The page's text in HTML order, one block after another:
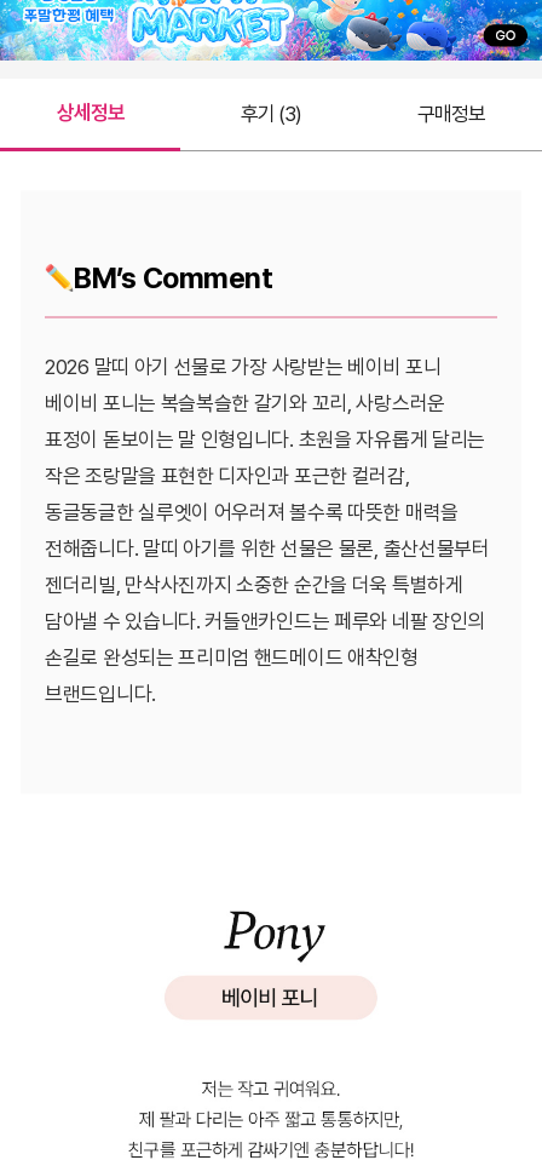
상세정보 후기 (3) 구매정보
BM’s Comment
2026 말띠 아기 선물로 가장 사랑받는 베이비 포니
베이비 포니는 복슬복슬한 갈기와 꼬리, 사랑스러운
표정이 돋보이는 말 인형입니다. 초원을 자유롭게 달리는
작은 조랑말을 표현한 디자인과 포근한 컬러감,
동글동글한 실루엣이 어우러져 볼수록 따뜻한 매력을
전해줍니다. 말띠 아기를 위한 선물은 물론, 출산선물부터
젠더리빌, 만삭사진까지 소중한 순간을 더욱 특별하게
담아낼 수 있습니다. 커들앤카인드는 페루와 네팔 장인의
손길로 완성되는 프리미엄 핸드메이드 애착인형
브랜드입니다.